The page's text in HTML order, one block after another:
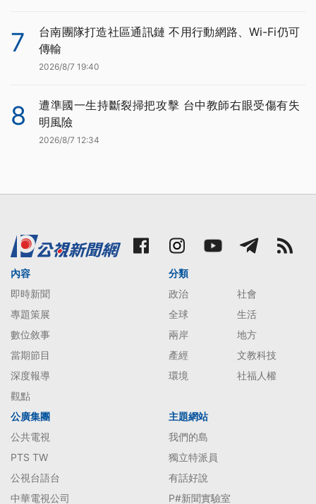
7
台南團隊打造社區通訊鏈 不用行動網路、Wi-Fi仍可
傳輸
2026/8/7 19:40
8
遭準國一生持斷裂掃把攻擊 台中教師右眼受傷有失
明風險
2026/8/7 12:34
內容
即時新聞
專題策展
數位敘事
當期節目
深度報導
觀點
分類
政治
社會
全球
生活
兩岸
地方
產經
文教科技
環境
社福人權
公廣集團
公共電視
PTS TW
公視台語台
中華電視公司
主題網站
我們的島
獨立特派員
有話好說
P#新聞實驗室